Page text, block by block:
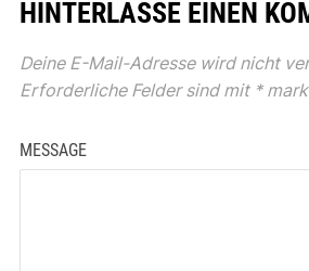
HINTERLASSE EINEN
Deine E-Mail-Adresse wird nicht
Erforderliche Felder sind mit *
MESSAGE